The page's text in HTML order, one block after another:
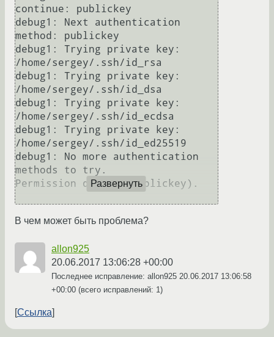
continue: publickey
debug1: Next authentication
method: publickey
debug1: Trying private key:
/home/sergey/.ssh/id_rsa
debug1: Trying private key:
/home/sergey/.ssh/id_dsa
debug1: Trying private key:
/home/sergey/.ssh/id_ecdsa
debug1: Trying private key:
/home/sergey/.ssh/id_ed25519
debug1: No more authentication
methods to try.
Permission denied (publickey).
Развернуть
В чем может быть проблема?
allon925
20.06.2017 13:06:28 +00:00
Последнее исправление: allon925 20.06.2017 13:06:58
+00:00 (всего исправлений: 1)
Ссылка